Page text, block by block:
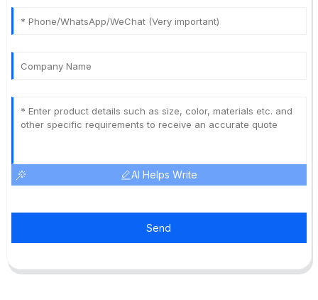
AI Helps Write
Send